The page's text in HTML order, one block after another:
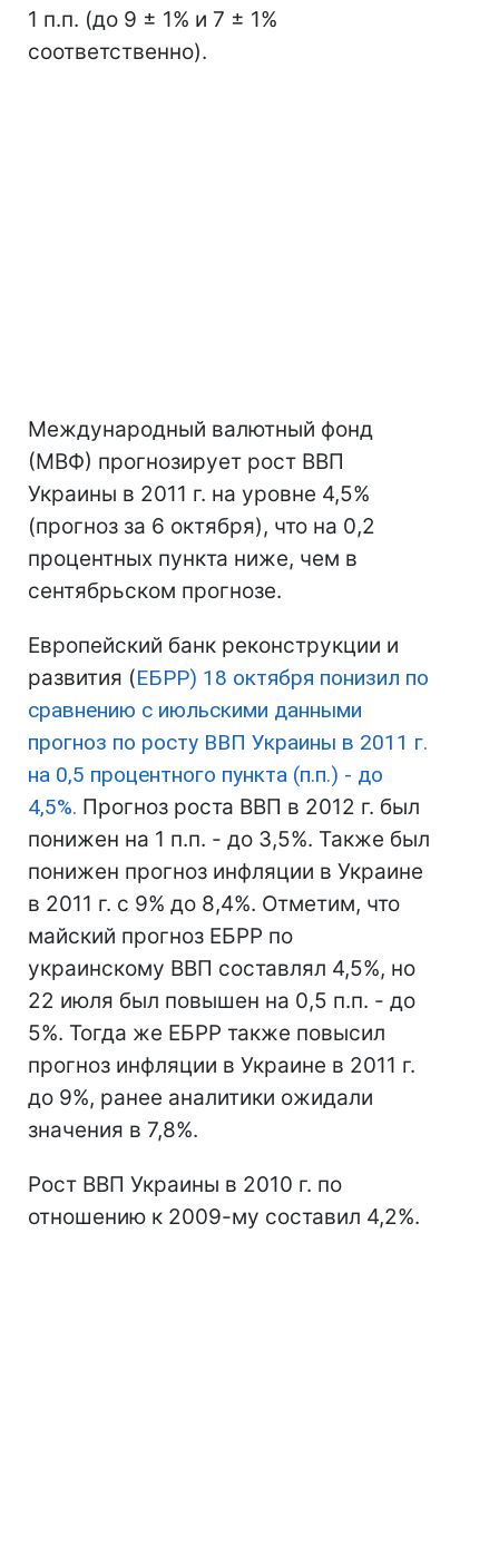
1 п.п. (до 9 ± 1% и 7 ± 1%
соответственно).
Международный валютный фонд
(МВФ) прогнозирует рост ВВП
Украины в 2011 г. на уровне 4,5%
(прогноз за 6 октября), что на 0,2
процентных пункта ниже, чем в
сентябрьском прогнозе.
Европейский банк реконструкции и
развития (ЕБРР) 18 октября понизил по
сравнению с июльскими данными
прогноз по росту ВВП Украины в 2011 г.
на 0,5 процентного пункта (п.п.) - до
4,5%. Прогноз роста ВВП в 2012 г. был
понижен на 1 п.п. - до 3,5%. Также был
понижен прогноз инфляции в Украине
в 2011 г. с 9% до 8,4%. Отметим, что
майский прогноз ЕБРР по
украинскому ВВП составлял 4,5%, но
22 июля был повышен на 0,5 п.п. - до
5%. Тогда же ЕБРР также повысил
прогноз инфляции в Украине в 2011 г.
до 9%, ранее аналитики ожидали
значения в 7,8%.
Рост ВВП Украины в 2010 г. по
отношению к 2009-му составил 4,2%.